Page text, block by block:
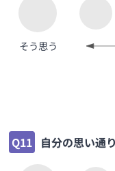
そう思う
Q11 自分の思い通